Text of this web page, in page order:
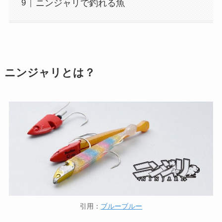
ニンジャリで釣れる魚
ニンジャリとは？
引用： ブルーブルー